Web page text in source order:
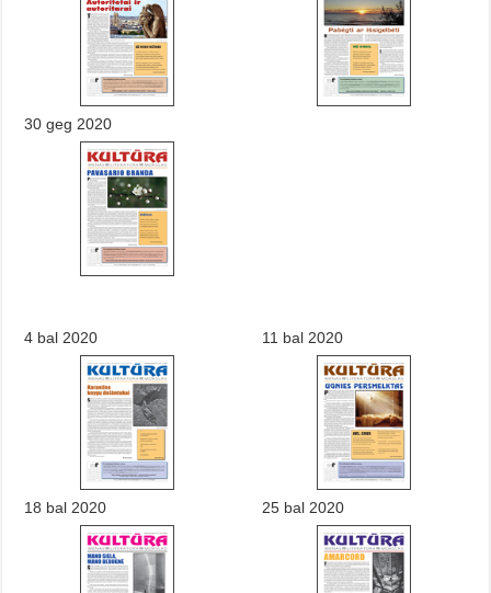
30 geg 2020
4 bal 2020 11 bal 2020
18 bal 2020 25 bal 2020